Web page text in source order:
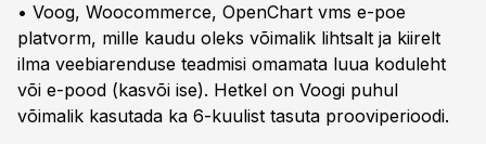
• Voog, Woocommerce, OpenChart vms e-poe
platvorm, mille kaudu oleks võimalik lihtsalt ja kiirelt
ilma veebiarenduse teadmisi omamata luua koduleht
või e-pood (kasvõi ise). Hetkel on Voogi puhul
võimalik kasutada ka 6-kuulist tasuta prooviperioodi.